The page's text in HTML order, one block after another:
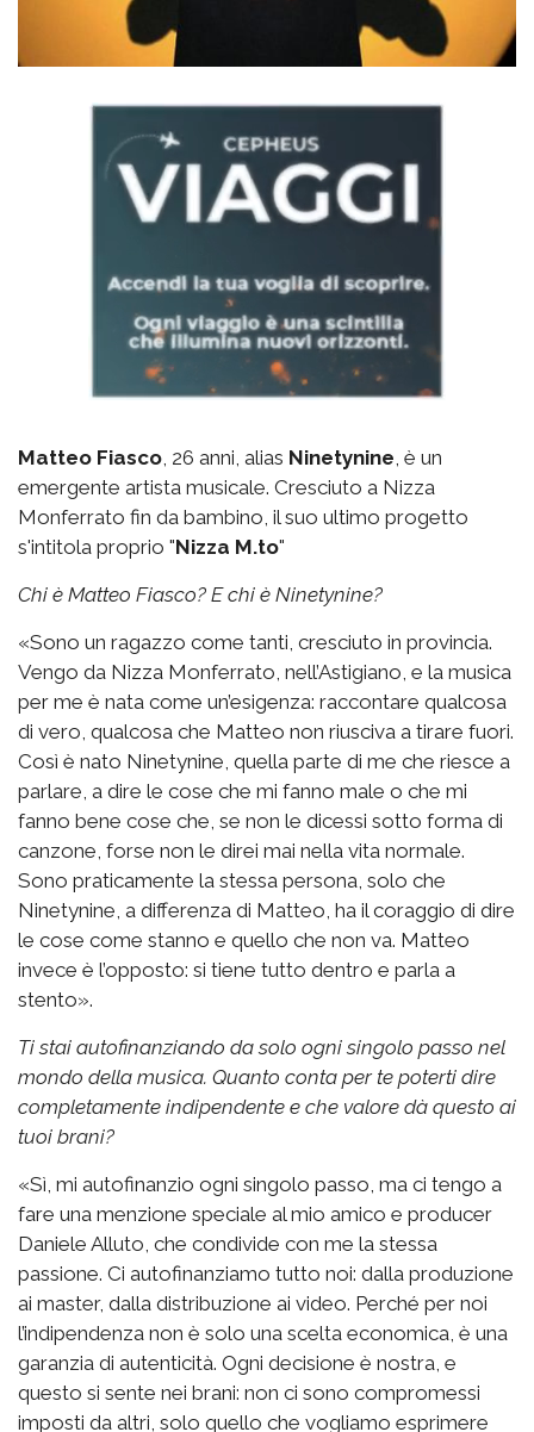
Matteo Fiasco , 26 anni, alias Ninetynine , è un
emergente artista musicale. Cresciuto a Nizza
Monferrato fin da bambino, il suo ultimo progetto
s'intitola proprio "Nizza M.to"
Chi è Matteo Fiasco? E chi è Ninetynine?
«Sono un ragazzo come tanti, cresciuto in provincia.
Vengo da Nizza Monferrato, nell’Astigiano, e la musica
per me è nata come un’esigenza: raccontare qualcosa
di vero, qualcosa che Matteo non riusciva a tirare fuori.
Così è nato Ninetynine, quella parte di me che riesce a
parlare, a dire le cose che mi fanno male o che mi
fanno bene cose che, se non le dicessi sotto forma di
canzone, forse non le direi mai nella vita normale.
Sono praticamente la stessa persona, solo che
Ninetynine, a differenza di Matteo, ha il coraggio di dire
le cose come stanno e quello che non va. Matteo
invece è l’opposto: si tiene tutto dentro e parla a
stento».
Ti stai autofinanziando da solo ogni singolo passo nel
mondo della musica. Quanto conta per te poterti dire
completamente indipendente e che valore dà questo ai
tuoi brani?
«Sì, mi autofinanzio ogni singolo passo, ma ci tengo a
fare una menzione speciale al mio amico e producer
Daniele Alluto, che condivide con me la stessa
passione. Ci autofinanziamo tutto noi: dalla produzione
ai master, dalla distribuzione ai video. Perché per noi
l’indipendenza non è solo una scelta economica, è una
garanzia di autenticità. Ogni decisione è nostra, e
questo si sente nei brani: non ci sono compromessi
imposti da altri, solo quello che vogliamo esprimere